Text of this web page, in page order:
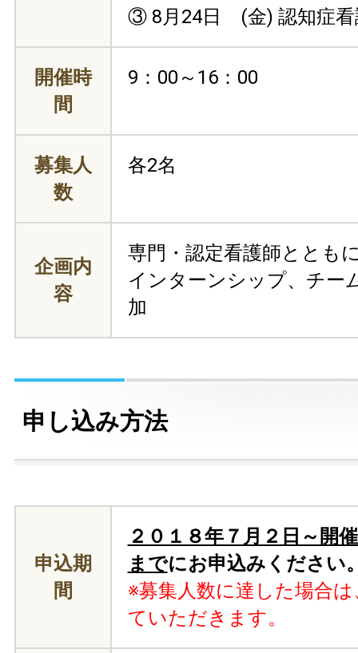
③ 8月24日 (金) 認知症看
開催時
間
9：00～16：00
募集人
数
各2名
企画内
容
専門・認定看護師ととも
インターンシップ、チー
加
申し込み方法
申込期
間
２０１８年７月２日～開
までにお申込みください
※募集人数に達した場合
ていただきます。